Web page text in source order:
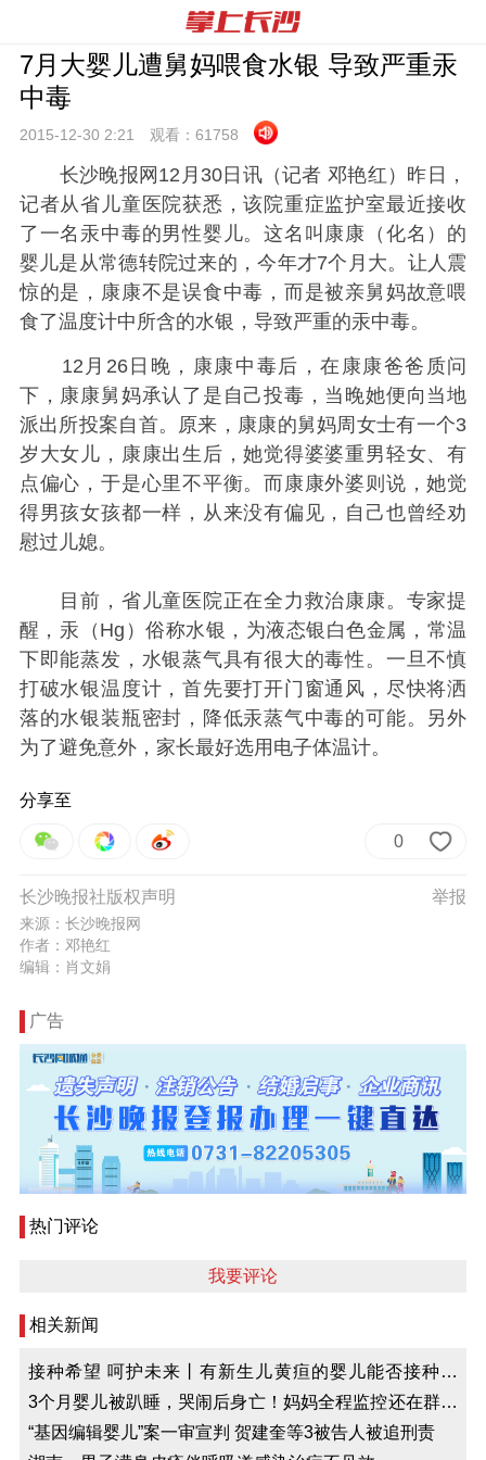
7月大婴儿遭舅妈喂食水银 导致严重汞
中毒
2015-12-30 2:21 观看： 61758
长沙晚报网12月30日讯（记者 邓艳红）昨日，
记者从省儿童医院获悉，该院重症监护室最近接收
了一名汞中毒的男性婴儿。这名叫康康（化名）的
婴儿是从常德转院过来的，今年才7个月大。让人震
惊的是，康康不是误食中毒，而是被亲舅妈故意喂
食了温度计中所含的水银，导致严重的汞中毒。
12月26日晚，康康中毒后，在康康爸爸质问
下，康康舅妈承认了是自己投毒，当晚她便向当地
派出所投案自首。原来，康康的舅妈周女士有一个3
岁大女儿，康康出生后，她觉得婆婆重男轻女、有
点偏心，于是心里不平衡。而康康外婆则说，她觉
得男孩女孩都一样，从来没有偏见，自己也曾经劝
慰过儿媳。
目前，省儿童医院正在全力救治康康。专家提
醒，汞（Hg）俗称水银，为液态银白色金属，常温
下即能蒸发，水银蒸气具有很大的毒性。一旦不慎
打破水银温度计，首先要打开门窗通风，尽快将洒
落的水银装瓶密封，降低汞蒸气中毒的可能。另外
为了避免意外，家长最好选用电子体温计。
分享至
0
举报
长沙晚报社版权声明
来源：长沙晚报网
作者：邓艳红
编辑：肖文娟
广告
热门评论
我要评论
相关新闻
接种希望 呵护未来丨有新生儿黄疸的婴儿能否接种疫
苗？⑦
3个月婴儿被趴睡，哭闹后身亡！妈妈全程监控还在群里
问“要不要帮她翻身”
“基因编辑婴儿”案一审宣判 贺建奎等3被告人被追刑责